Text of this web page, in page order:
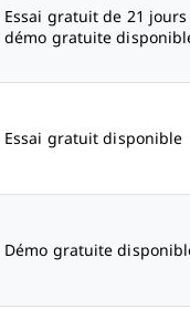
Essai gratuit de 21 jours
démo gratuite
Essai gratuit disponible
Démo gratuite